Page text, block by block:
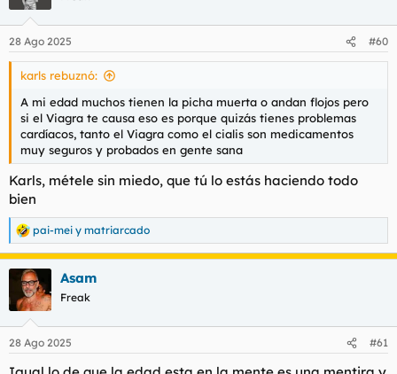
e
s
28 Ago 2025 #60
karls rebuznó:
A mi edad muchos tienen la picha muerta o andan flojos pero
si el Viagra te causa eso es porque quizás tienes problemas
cardíacos, tanto el Viagra como el cialis son medicamentos
muy seguros y probados en gente sana
Karls, métele sin miedo, que tú lo estás haciendo todo
bien
R
e
a
i
e
pai-mei y matriarcado
Asam
Freak
28 Ago 2025 #61